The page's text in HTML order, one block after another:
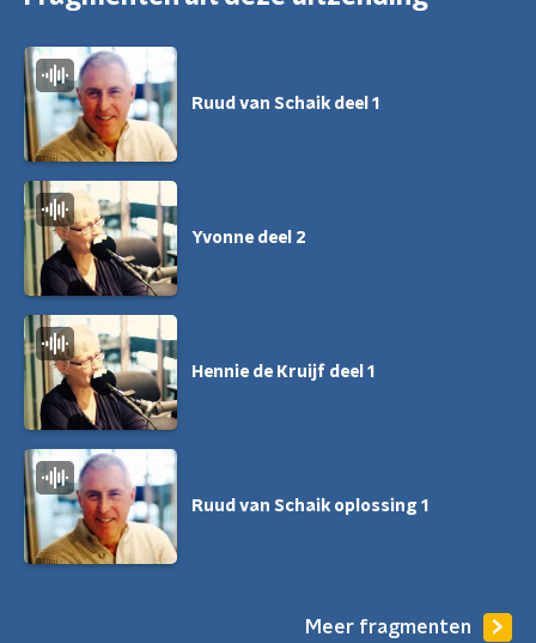
Ruud van Schaik deel 1
Yvonne deel 2
Hennie de Kruijf deel 1
Ruud van Schaik oplossing 1
Meer fragmenten